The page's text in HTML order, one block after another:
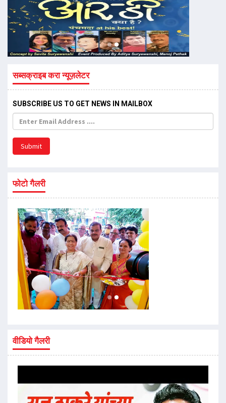
सब्सक्राइब करा न्यूज़लेटर
SUBSCRIBE US TO GET NEWS IN MAILBOX
Submit
फोटो गैलरी
वीडियो गैलरी